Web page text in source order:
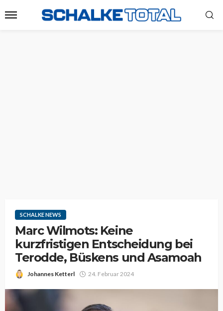
SCHALKE NEWS
Marc Wilmots: Keine
kurzfristigen Entscheidung bei
Terodde, Büskens und Asamoah
Johannes Ketterl 24. Februar 2024